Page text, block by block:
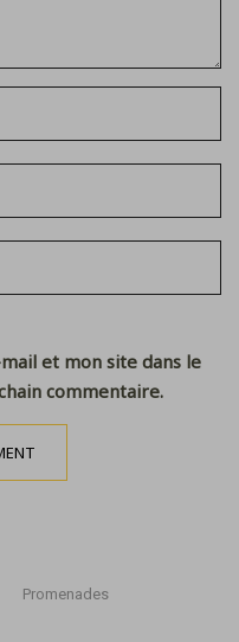
et mon site dans le
commentaire.
Promenades